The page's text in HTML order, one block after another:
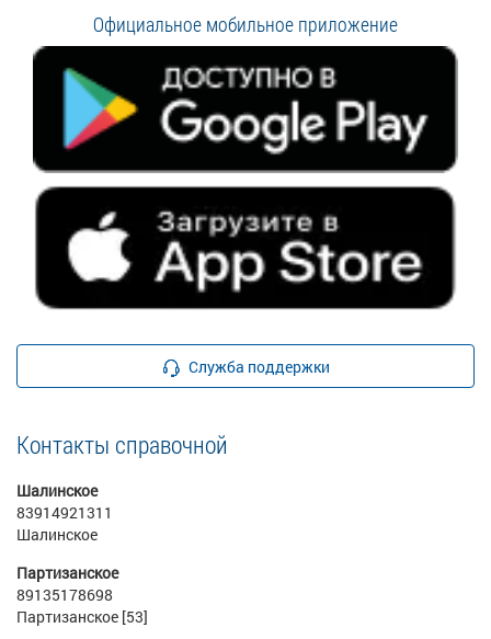
Официальное мобильное приложение
Служба поддержки
Контакты справочной
Шалинское
83914921311
Шалинское
Партизанское
89135178698
Партизанское [53]